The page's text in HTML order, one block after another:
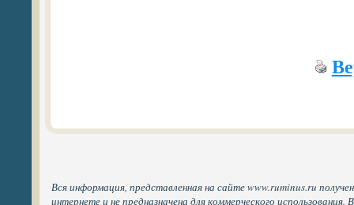
Вся информация, представленная на сайте www.ruminus.ru
интернете и не предназначена для коммерческого